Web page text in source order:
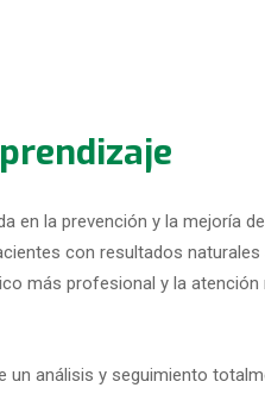
en la prevención y la mejoría
con resultados
más profesional y la atención
un análisis y seguimiento